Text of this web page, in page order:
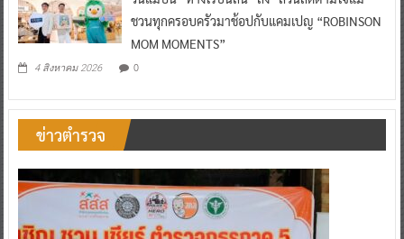
ชวนทุกครอบครัวมาช้อปกับแคมเปญ “ROBINSON
MOM MOMENTS”
4 สิงหาคม 2026 0
ข่าวตำรวจ